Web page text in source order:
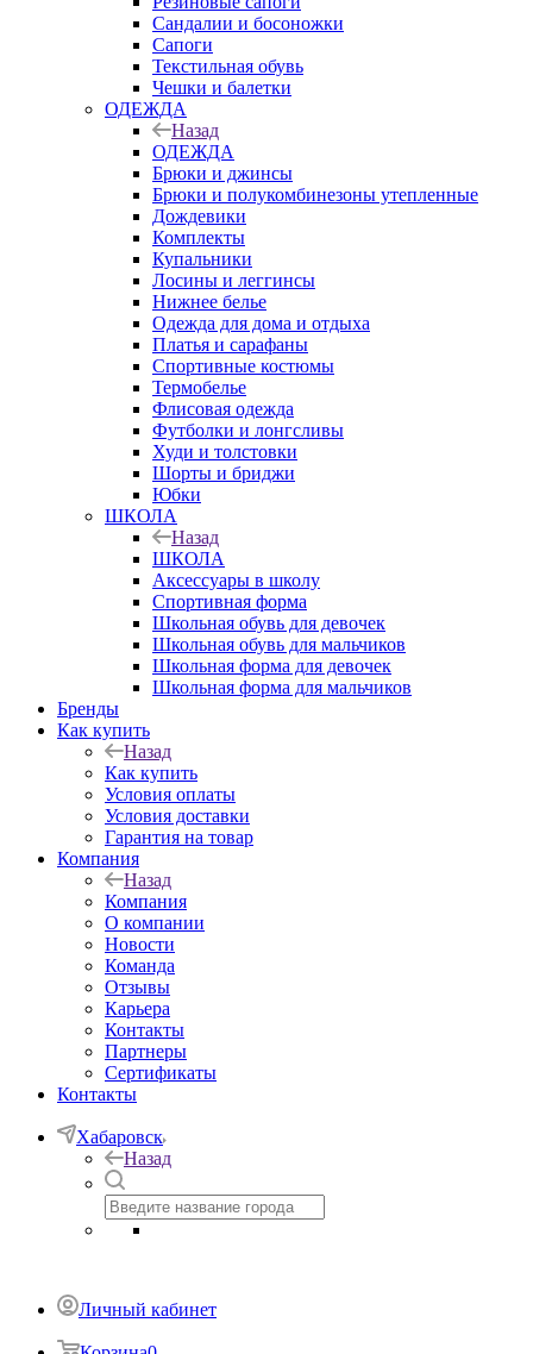
Сандалии и босоножки
Сапоги
Текстильная обувь
Чешки и балетки
ОДЕЖДА
Назад
ОДЕЖДА
Брюки и джинсы
Брюки и полукомбинезоны утепленные
Дождевики
Комплекты
Купальники
Лосины и леггинсы
Нижнее белье
Одежда для дома и отдыха
Платья и сарафаны
Спортивные костюмы
Термобелье
Флисовая одежда
Футболки и лонгсливы
Худи и толстовки
Шорты и бриджи
Юбки
ШКОЛА
Назад
ШКОЛА
Аксессуары в школу
Спортивная форма
Школьная обувь для девочек
Школьная обувь для мальчиков
Школьная форма для девочек
Школьная форма для мальчиков
Бренды
Как купить
Назад
Как купить
Условия оплаты
Условия доставки
Гарантия на товар
Компания
Назад
Компания
О компании
Новости
Команда
Отзывы
Карьера
Контакты
Партнеры
Сертификаты
Контакты
Хабаровск
Назад
Личный кабинет